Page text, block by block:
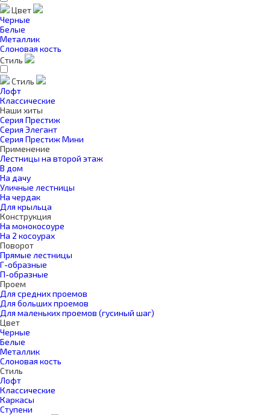
Цвет
Черные
Белые
Металлик
Слоновая кость
Стиль
Стиль
Лофт
Классические
Наши хиты
Серия Престиж
Серия Элегант
Серия Престиж Мини
Применение
Лестницы на второй этаж
В дом
На дачу
Уличные лестницы
На чердак
Для крыльца
Конструкция
На монокосоуре
На 2 косоурах
Поворот
Прямые лестницы
Г-образные
П-образные
Проем
Для средних проемов
Для больших проемов
Для маленьких проемов (гусиный шаг)
Цвет
Черные
Белые
Металлик
Слоновая кость
Стиль
Лофт
Классические
Каркасы
Ступени